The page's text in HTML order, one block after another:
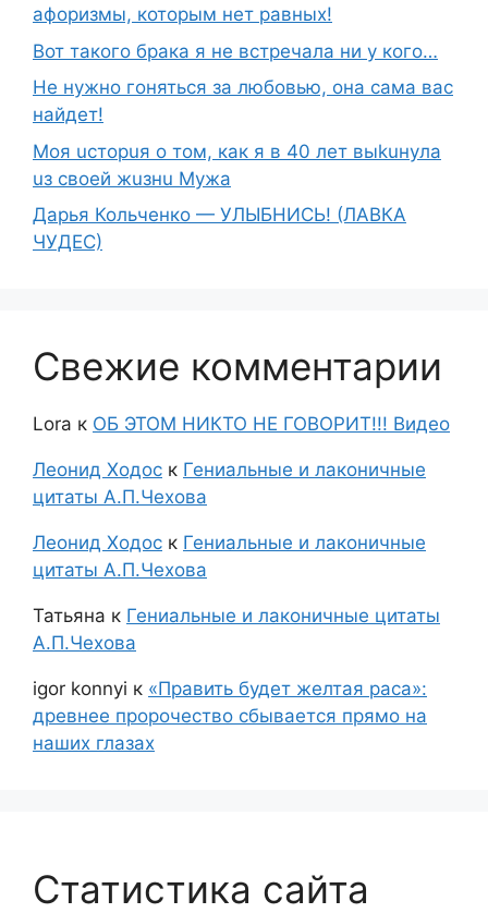
афоризмы, которым нет равных!
Вот такого брака я не встречала ни у кого…
Не нужно гоняться за любовью, она сама вас
найдет!
Moя ucтopuя о том, как я в 40 лет выkuнyлa
uз свoeй жuзнu Myжа
Дарья Кольченко — УЛЫБНИСЬ! (ЛАВКА
ЧУДЕС)
Свежие комментарии
Lora к ОБ ЭТОМ НИКТО НЕ ГОВОРИТ!!! Видео
Леонид Ходос к Гениальные и лаконичные
цитаты А.П.Чехова
Леонид Ходос к Гениальные и лаконичные
цитаты А.П.Чехова
Татьяна к Гениальные и лаконичные цитаты
А.П.Чехова
igor konnyi к «Править будет желтая раса»:
древнее пророчество сбывается прямо на
наших глазах
Статистика сайта